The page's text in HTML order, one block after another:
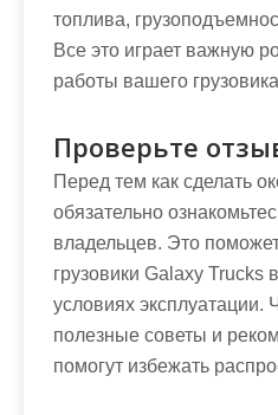
топлива,
Все это играет важную
работы вашего
Проверьте
Перед тем как сделать
обязательно
владельцев. Это
грузовики Galaxy Trucks
условиях эксплуатации.
полезные советы и
помогут избежать